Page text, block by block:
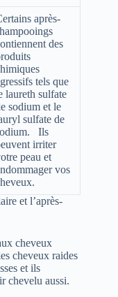
après-
des
tels que
laureth sulfate
sodium et le
sulfate de
Ils
irriter
peau et
vos
et l’après-
cheveux
cheveux raides
et ils
chevelu aussi.